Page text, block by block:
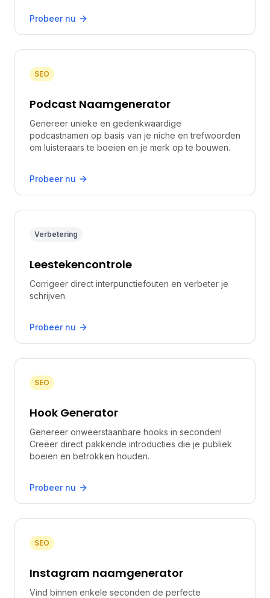
Probeer nu
SEO
Podcast Naamgenerator
Genereer unieke en gedenkwaardige
podcastnamen op basis van je niche en trefwoorden
om luisteraars te boeien en je merk op te bouwen.
Probeer nu
Verbetering
Leestekencontrole
Corrigeer direct interpunctiefouten en verbeter je
schrijven.
Probeer nu
SEO
Hook Generator
Genereer onweerstaanbare hooks in seconden!
Creëer direct pakkende introducties die je publiek
boeien en betrokken houden.
Probeer nu
SEO
Instagram naamgenerator
Vind binnen enkele seconden de perfecte